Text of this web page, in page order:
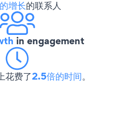
增长的联系人
in engagement
花费了2.5倍的时间。